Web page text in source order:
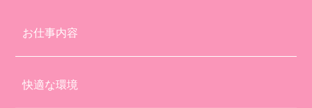
お仕事内容
快適な環境